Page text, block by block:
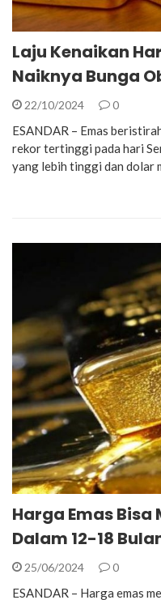
Laju Kenaikan
Naiknya Bunga
22/10/2024 0
ESANDAR – Emas
rekor tertinggi pada hari
yang lebih tinggi dan dolar
Harga Emas
Dalam 12-18
25/06/2024 0
ESANDAR – Harga emas